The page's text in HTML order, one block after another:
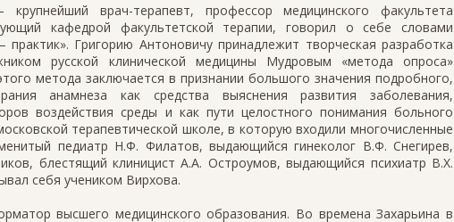
врач-терапевт, профессор медицинского факультета
кафедрой факультетской терапии, говорил о себе словами
Григорию Антоновичу принадлежит творческая разработка
русской клинической медицины Мудровым «метода опроса»
метода заключается в признании большого значения подробного,
анамнеза как средства выяснения развития заболевания,
воздействия среды и как пути целостного понимания больного
терапевтической школе, в которую входили многочисленные
педиатр Н.Ф. Филатов, выдающийся гинеколог В.Ф. Снегирев,
блестящий клиницист А.А. Остроумов, выдающийся психиатр В.Х.
себя учеником Вирхова.
высшего медицинского образования. Во времена Захарьина в